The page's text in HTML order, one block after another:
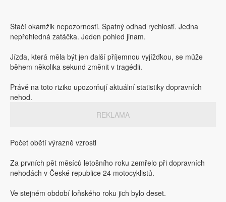
Stačí okamžik nepozornosti. Špatný odhad rychlosti. Jedna
nepřehledná zatáčka. Jeden pohled jinam.
Jízda, která měla být jen další příjemnou vyjížďkou, se může
během několika sekund změnit v tragédii.
Právě na toto riziko upozorňují aktuální statistiky dopravních
nehod.
REKLAMA
Počet obětí výrazně vzrostl
Za prvních pět měsíců letošního roku zemřelo při dopravních
nehodách v České republice 24 motocyklistů.
Ve stejném období loňského roku jich bylo deset.